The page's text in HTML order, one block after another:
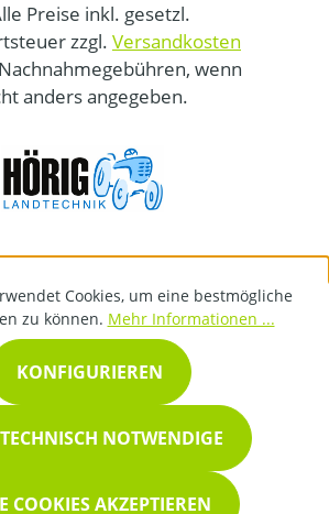
Preise inkl. gesetzl.
zzgl. Versandkosten
wenn
anders angegeben.
Cookies, um eine bestmögliche
zu können. Mehr Informationen ...
NOTWENDIGE
KONFIGURIEREN
COOKIES AKZEPTIEREN